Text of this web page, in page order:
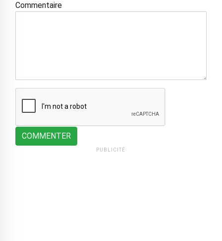
Commentaire
COMMENTER
PUBLICITÉ